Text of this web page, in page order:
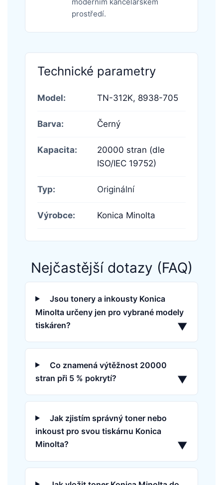
moderním kancelářském
prostředí.
Technické parametry
Model: TN-312K, 8938-705
Barva: Černý
Kapacita:
20000 stran (dle
ISO/IEC 19752)
Typ: Originální
Výrobce: Konica Minolta
Nejčastější dotazy (FAQ)
Jsou tonery a inkousty Konica
Minolta určeny jen pro vybrané modely
tiskáren?
▼
Co znamená výtěžnost 20000
stran při 5 % pokrytí?
▼
Jak zjistím správný toner nebo
inkoust pro svou tiskárnu Konica
Minolta?
▼